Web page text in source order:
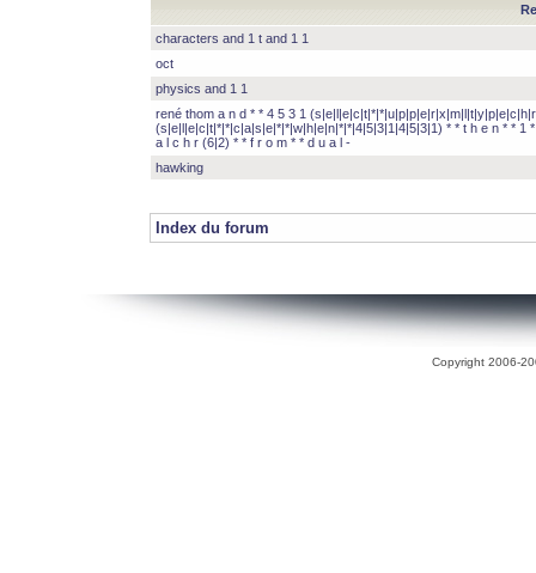
characters and 1 t and 1 1
oct
physics and 1 1
rené thom a n d * * 4 5 3 1
(s|e|l|e|c|t|*|*|c|a|s|e|*|*|w|h|e|n|*|*|4|5|3|1|4|5|3|1) * * t h e n * * 1
a l c h r (6|2) * * f r o m * * d u a l -
hawking
Index du forum
Copyright 2006-